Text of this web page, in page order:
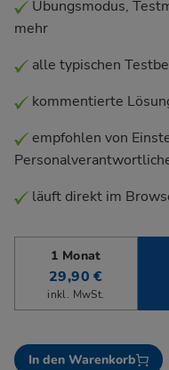
Übungsmodus,
mehr
alle typischen
kommentierte
empfohlen von
läuft direkt im
1 Monat
29,90 €
inkl. MwSt.
In den Warenkorb